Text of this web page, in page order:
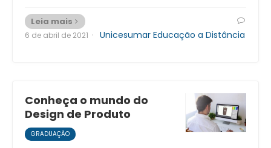
Leia mais
6 de abril de 2021 · Unicesumar Educação a Distância
Conheça o mundo do
Design de Produto
GRADUAÇÃO